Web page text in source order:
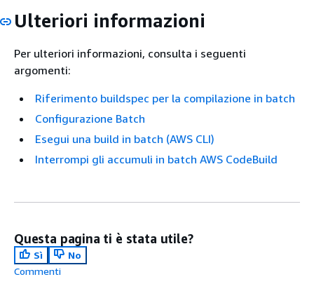
Ulteriori informazioni
Per ulteriori informazioni, consulta i seguenti
argomenti:
Riferimento buildspec per la compilazione in batch
Configurazione Batch
Esegui una build in batch (AWS CLI)
Interrompi gli accumuli in batch AWS CodeBuild
Questa pagina ti è stata utile?
Sì
No
Commenti